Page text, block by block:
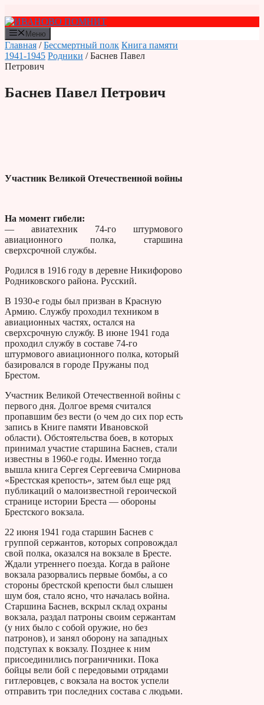
к
содержимому
Меню
Главная /Бессмертный полк Книга памяти
1941-1945 Родники / Баснев Павел
Петрович
Баснев Павел Петрович
Участник Великой Отечественной войны
На момент гибели:
— авиатехник 74-го штурмового
авиационного полка, старшина
сверхсрочной службы.
Родился в 1916 году в деревне Никифорово
Родниковского района. Русский.
В 1930-е годы был призван в Красную
Армию. Службу проходил техником в
авиационных частях, остался на
сверхсрочную службу. В июне 1941 года
проходил службу в составе 74-го
штурмового авиационного полка, который
базировался в городе Пружаны под
Брестом.
Участник Великой Отечественной войны с
первого дня. Долгое время считался
пропавшим без вести (о чем до сих пор есть
запись в Книге памяти Ивановской
области). Обстоятельства боев, в которых
принимал участие старшина Баснев, стали
известны в 1960-е годы. Именно тогда
вышла книга Сергея Сергеевича Смирнова
«Брестская крепость», затем был еще ряд
публикаций о малоизвестной героической
странице истории Бреста — обороны
Брестского вокзала.
22 июня 1941 года старшин Баснев с
группой сержантов, которых сопровождал
свой полка, оказался на вокзале в Бресте.
Ждали утреннего поезда. Когда в районе
вокзала разорвались первые бомбы, а со
стороны брестской крепости был слышен
шум боя, стало ясно, что началась война.
Старшина Баснев, вскрыл склад охраны
вокзала, раздал патроны своим сержантам
(у них было с собой оружие, но без
патронов), и занял оборону на западных
подступах к вокзалу. Позднее к ним
присоединились пограничники. Пока
бойцы вели бой с передовыми отрядами
гитлеровцев, с вокзала на восток успели
отправить три последних состава с людьми.